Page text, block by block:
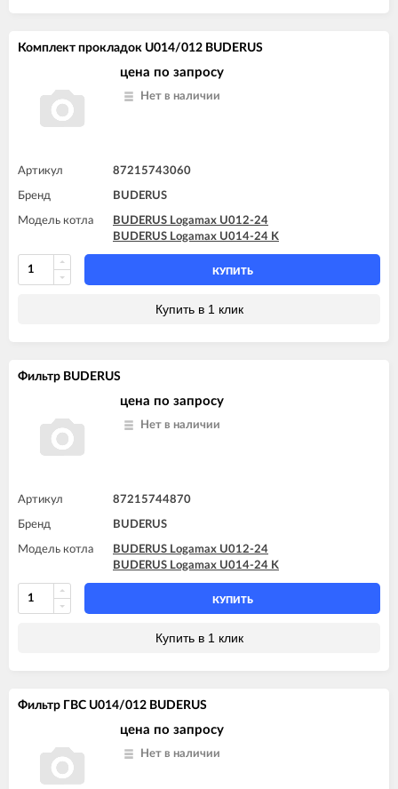
Комплект прокладок U014/012 BUDERUS
цена по запросу
Нет в наличии
Артикул 87215743060
Бренд BUDERUS
Модель котла
BUDERUS Logamax U012-24
BUDERUS Logamax U014-24 K
КУПИТЬ
Купить в 1 клик
Фильтр BUDERUS
цена по запросу
Нет в наличии
Артикул 87215744870
Бренд BUDERUS
Модель котла
BUDERUS Logamax U012-24
BUDERUS Logamax U014-24 K
КУПИТЬ
Купить в 1 клик
Фильтр ГВС U014/012 BUDERUS
цена по запросу
Нет в наличии